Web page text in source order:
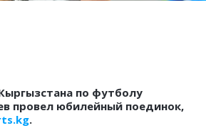
по футболу
провел юбилейный поединок,
.